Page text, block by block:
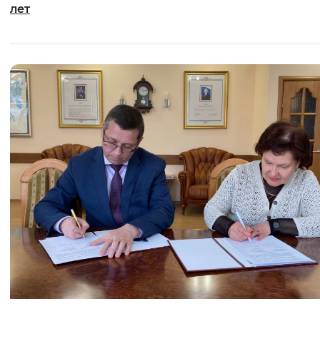
лет